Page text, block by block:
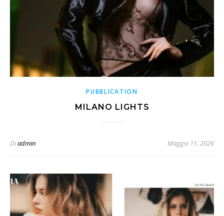
PUBBLICATION
MILANO LIGHTS
Diadmin Maggio 11, 2026